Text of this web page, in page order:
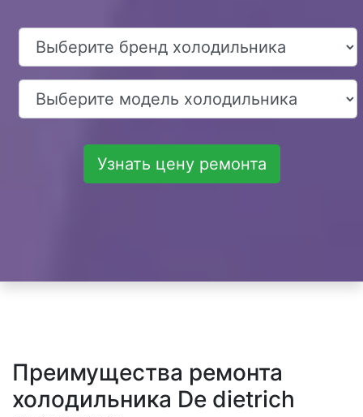
Узнать цену ремонта
Преимущества ремонта
холодильника De dietrich